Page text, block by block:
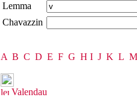
Lemma
Chavazzin
A B C D E F G H I J K L M
Valendau